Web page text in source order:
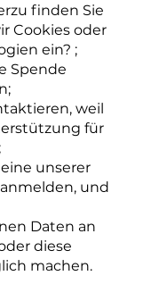
finden Sie
Cookies oder
ein? ;
Spende
weil
für
unserer
und
Daten an
diese
machen.